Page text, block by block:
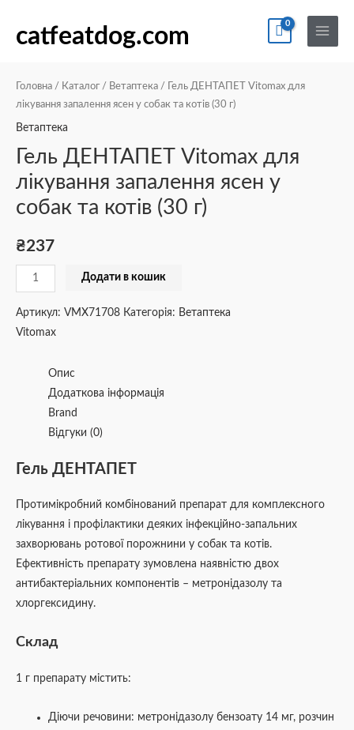
catfeatdog.com
Main
Menu
Головна / Каталог / Ветаптека / Гель ДЕНТАПЕТ Vitomax для
лікування запалення ясен у собак та котів (30 г)
Ветаптека
Гель ДЕНТАПЕТ Vitomax для
лікування запалення ясен у
собак та котів (30 г)
₴237
ДЕНТАПЕТ
для
лікування
запалення
у
собак
та
(30
кількість
Додати в кошик
Артикул: VMX71708 Категорія: Ветаптека
Vitomax
Опис
Додаткова інформація
Brand
Відгуки (0)
Гель ДЕНТАПЕТ
Протимікробний комбінований препарат для комплексного
лікування і профілактики деяких інфекційно-запальних
захворювань ротової порожнини у собак та котів.
Ефективність препарату зумовлена наявністю двох
антибактеріальних компонентів – метронідазолу та
хлоргексидину.
Склад
1 г препарату містить:
Діючи речовини: метронідазолу бензоату 14 мг, розчин